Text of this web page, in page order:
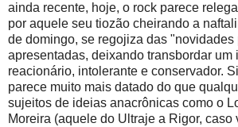
ainda recente, hoje, o rock parece
por aquele seu tiozão cheirando a
de domingo, se regojiza das
apresentadas, deixando transbordar um
reacionário, intolerante e conservador.
parece muito mais datado do que
sujeitos de ideias anacrônicas como o
Moreira (aquele do Ultraje a Rigor, caso